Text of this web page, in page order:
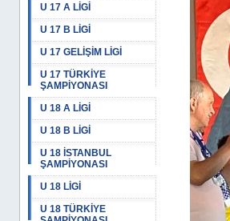
U 17 A LİGİ
U 17 B LİGİ
U 17 GELİŞİM LİGİ
U 17 TÜRKİYE
ŞAMPİYONASI
U 18 A LİGİ
U 18 B LİGİ
U 18 İSTANBUL
ŞAMPİYONASI
U 18 LİGİ
U 18 TÜRKİYE